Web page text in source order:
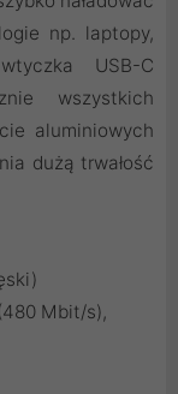
np. laptopy,
USB-C
wszystkich
aluminiowych
dużą trwałość
Mbit/s),